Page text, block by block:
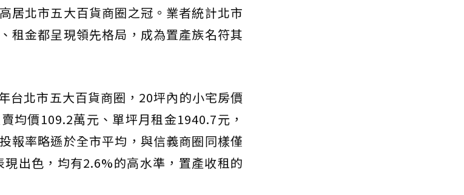
居北市五大百貨商圈之冠。業者統計北市
租金都呈現領先格局，成為置產族名符其
台北市五大百貨商圈，20坪內的小宅房價
均價109.2萬元、單坪月租金1940.7元，
報率略遜於全市平均，與信義商圈同樣僅
出色，均有2.6%的高水準，置產收租的